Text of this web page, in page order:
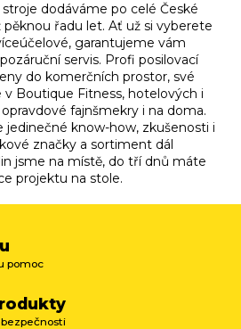
p
i
s
u
dodáváme po celé České
pěknou řadu let. Ať už si vyberete
garantujeme vám
servis. Profi posilovací
do komerčních prostor, své
Boutique Fitness, hotelových i
fajnšmekry i na doma.
know-how, zkušenosti i
značky a sortiment dál
jsme na místě, do tří dnů máte
projektu na stole.
pomoc